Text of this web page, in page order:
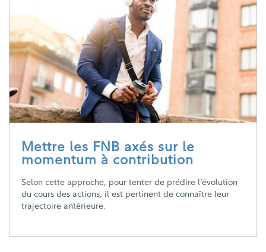
Mettre les FNB axés sur le
momentum à contribution
Selon cette approche, pour tenter de prédire l’évolution
du cours des actions, il est pertinent de connaître leur
trajectoire antérieure.